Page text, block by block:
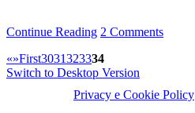
Continue Reading 2 Comments
«»First3031323334
Switch to Desktop Version
Privacy e Cookie Policy